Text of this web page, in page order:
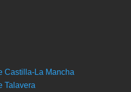
Castilla-La Mancha
Talavera